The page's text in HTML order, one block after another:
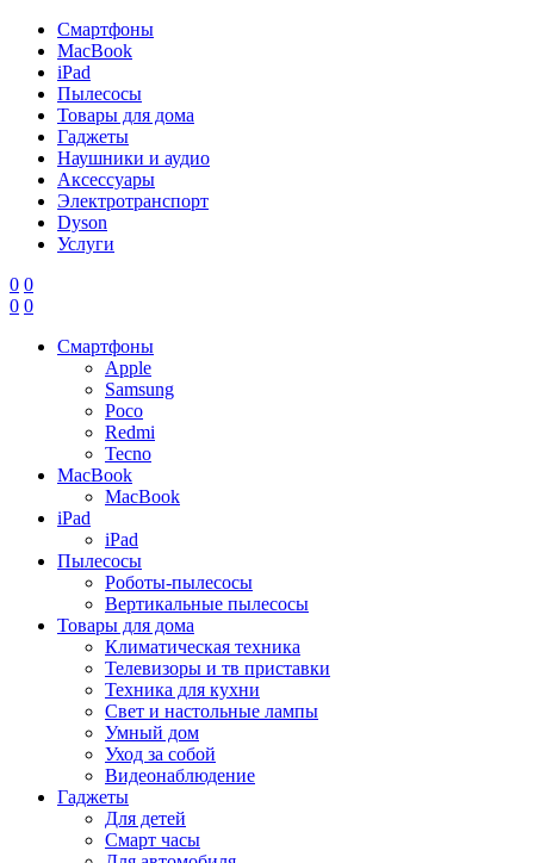
Смартфоны
MacBook
iPad
Пылесосы
Товары для дома
Гаджеты
Наушники и аудио
Аксессуары
Электротранспорт
Dyson
Услуги
0 0
0 0
Смартфоны
Apple
Samsung
Poco
Redmi
Tecno
MacBook
MacBook
iPad
iPad
Пылесосы
Роботы-пылесосы
Вертикальные пылесосы
Товары для дома
Климатическая техника
Телевизоры и тв приставки
Техника для кухни
Свет и настольные лампы
Умный дом
Уход за собой
Видеонаблюдение
Гаджеты
Для детей
Смарт часы